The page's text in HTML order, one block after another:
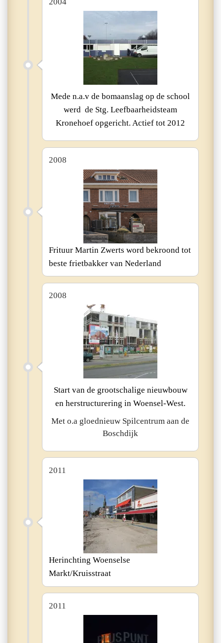
Mede n.a.v de bomaanslag op de school
werd de Stg. Leefbaarheidsteam
Kronehoef opgericht. Actief tot 2012
2008
Frituur Martin Zwerts word bekroond tot
beste frietbakker van Nederland
2008
Start van de grootschalige nieuwbouw
en herstructurering in Woensel-West.
Met o.a gloednieuw Spilcentrum aan de
Boschdijk
2011
Herinchting Woenselse
Markt/Kruisstraat
2011